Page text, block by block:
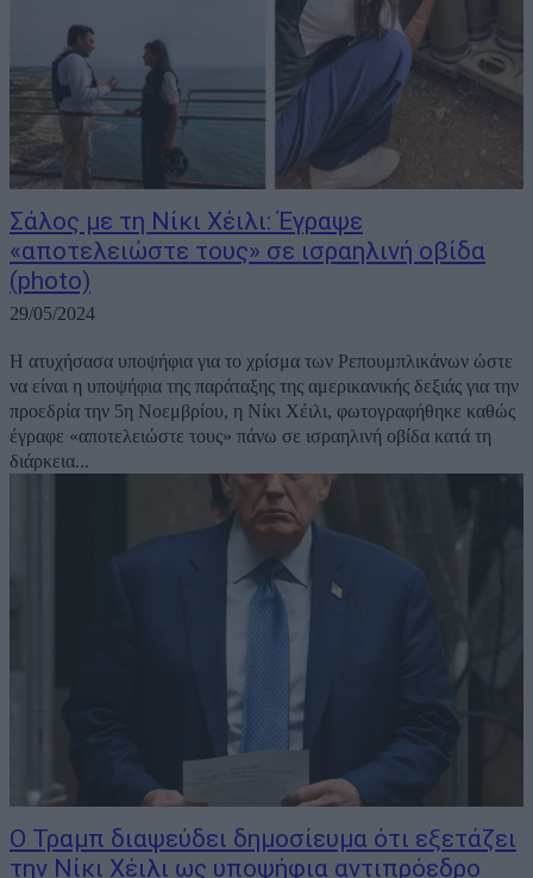
Σάλος με τη Νίκι Χέιλι: Έγραψε
«αποτελειώστε τους» σε ισραηλινή οβίδα
(photo)
29/05/2024
Η ατυχήσασα υποψήφια για το χρίσμα των Ρεπουμπλικάνων ώστε
να είναι η υποψήφια της παράταξης της αμερικανικής δεξιάς για την
προεδρία την 5η Νοεμβρίου, η Νίκι Χέιλι, φωτογραφήθηκε καθώς
έγραφε «αποτελειώστε τους» πάνω σε ισραηλινή οβίδα κατά τη
διάρκεια...
O Τραμπ διαψεύδει δημοσίευμα ότι εξετάζει
την Νίκι Χέιλι ως υποψήφια αντιπρόεδρο